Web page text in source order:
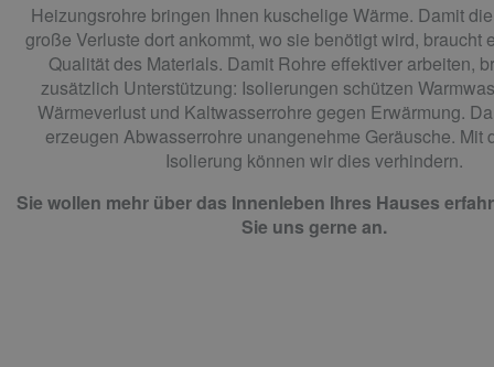
Heizungsrohre bringen Ihnen kuschelige Wärme. Damit
große Verluste dort ankommt, wo sie benötigt wird, braucht
Qualität des Materials. Damit Rohre effektiver arbeiten,
zusätzlich Unterstützung: Isolierungen schützen
Wärmeverlust und Kaltwasserrohre gegen Erwärmung.
erzeugen Abwasserrohre unangenehme Geräusche. Mit
Isolierung können wir dies verhindern.
Sie wollen mehr über das Innenleben Ihres Hauses
Sie uns gerne an.